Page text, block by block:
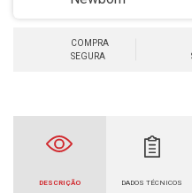
COMPRA
SEGURA
DESCRIÇÃO DADOS TÉCNICOS